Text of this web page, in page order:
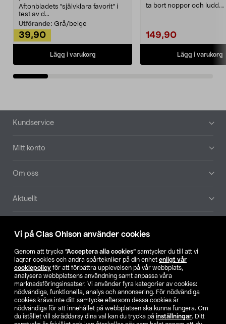
Vi på Clas Ohlson använder cookies
Genom att trycka ”Acceptera alla cookies” samtycker du till att vi
lagrar cookies och andra spårtekniker på din enhet enligt vår
cookiepolicy för att förbättra upplevelsen på vår webbplats,
analysera webbplatsens användning samt anpassa våra
marknadsföringsinsatser. Vi använder fyra kategorier av cookies:
nödvändiga, funktionella, analys och annonsering. För nödvändiga
cookies krävs inte ditt samtycke eftersom dessa cookies är
nödvändiga för att innehållet på webbplatsen ska kunna fungera. Om
du istället vill skräddarsy dina val kan du trycka på inställningar. Ditt
Aftonbladets "självklara favorit” i
test av d...
Utförande: Grå/beige
39,90
Lägg i varukorg
ta bort noppor och ludd.
149,90
Lägg i varukorg
Sidfot
Kundservice
Mitt konto
Om oss
Aktuellt
Hitta butik
SE NO FI